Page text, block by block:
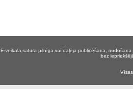
E-veikala satura pilnīga vai daļēja publicēšana,
bez